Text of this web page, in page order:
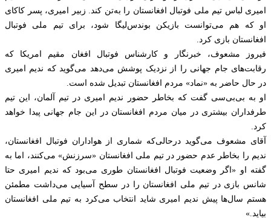
امیری لباس تیم ملی فوتبال افغانستان را به‌تن کند. زبیر امیری، پسر کاکای
او که هم می‌توانست بازیکن بوندس‌لیگا شود، برای تیم ملی فوتبال
افغانستان بازی کرد.
فیروز مشعوف، خبرنگار و کارشناس فوتبال افغان مقیم امریکا که
رقابت‌های جام جهانی را از نزدیک پوشش می‌دهد می‌گوید که ندیم امیری
در حال حاضر به «نماد» مردم افغانستان تبدیل شده است.
او به بی‌بی‌سی گفت که بخاطر حضور ندیم امیری در تیم آلمان، این تیم
طرفداران بیشتری در میان مردم افغانستان در این جام جهانی پیدا خواهد
کرد.
آقای مشعوف می‌گوید درحالی‌که شماری از هواداران فوتبال افغانستان،
ندیم را بخاطر عدم حضور در تیم ملی افغانستان «سرزنش» می‌کنند، اما به
گفته او «اگر وضعیت فوتبال افغانستان طوری می‌بود که ندیم امیری حتا
شانس بازی در تیم ملی افغانستان را در سطح آسیایی می‌داشت مطمئن
هستم سال‌ها پیش ندیم امیری شاید انتخاب می‌کرد به تیم ملی افغانستان
بیاید.»